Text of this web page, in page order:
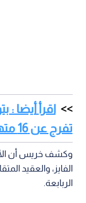
اقرأ أيضا :
تفرج عن 16 متهما في قضية الفتنة
وكشف خريس أن
الفايز، والعقيد
الربابعة.